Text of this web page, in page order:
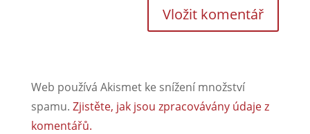
Web používá Akismet ke snížení množství
spamu. Zjistěte, jak jsou zpracovávány údaje z
komentářů.